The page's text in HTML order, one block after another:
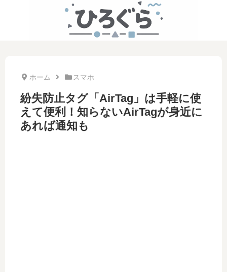
ホーム スマホ
紛失防止タグ「AirTag」は手軽に使
えて便利！知らないAirTagが身近に
あれば通知も